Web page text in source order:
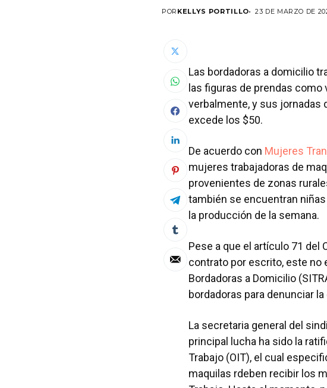
POR KELLYS PORTILLO 23 DE MARZO DE
Las bordadoras a domicilio
las figuras de prendas
verbalmente, y sus jornadas
excede los $50.
De acuerdo con Mujeres
mujeres trabajadoras de
provenientes de zonas
también se encuentran
la producción de la semana.
Pese a que el artículo 71 del
contrato por escrito, este no
Bordadoras a Domicilio
bordadoras para denunciar
La secretaria general del
principal lucha ha sido la
Trabajo (OIT), el cual
maquilas rdeben recibir los